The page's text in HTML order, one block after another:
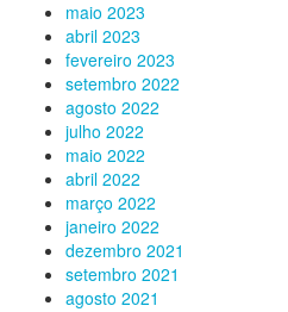
maio 2023
abril 2023
fevereiro 2023
setembro 2022
agosto 2022
julho 2022
maio 2022
abril 2022
março 2022
janeiro 2022
dezembro 2021
setembro 2021
agosto 2021